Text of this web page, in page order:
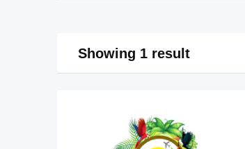
Showing 1 result